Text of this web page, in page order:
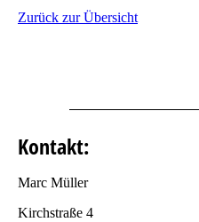
Zurück zur Übersicht
Kontakt:
Marc Müller
Kirchstraße 4